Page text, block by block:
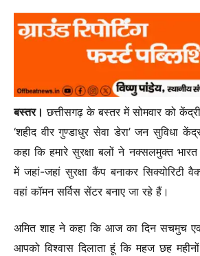
बस्तर। छत्तीसगढ़ के बस्तर में सोमवार को
‘शहीद वीर गुण्डाधुर सेवा डेरा’ जन सुविधा
कहा कि हमारे सुरक्षा बलों ने नक्सलमुक्त
में जहां-जहां सुरक्षा कैंप बनाकर सिक्योरिटी
वहां कॉमन सर्विस सेंटर बनाए जा रहे हैं।
अमित शाह ने कहा कि आज का दिन सचमुच
आपको विश्वास दिलाता हूं कि महज छह